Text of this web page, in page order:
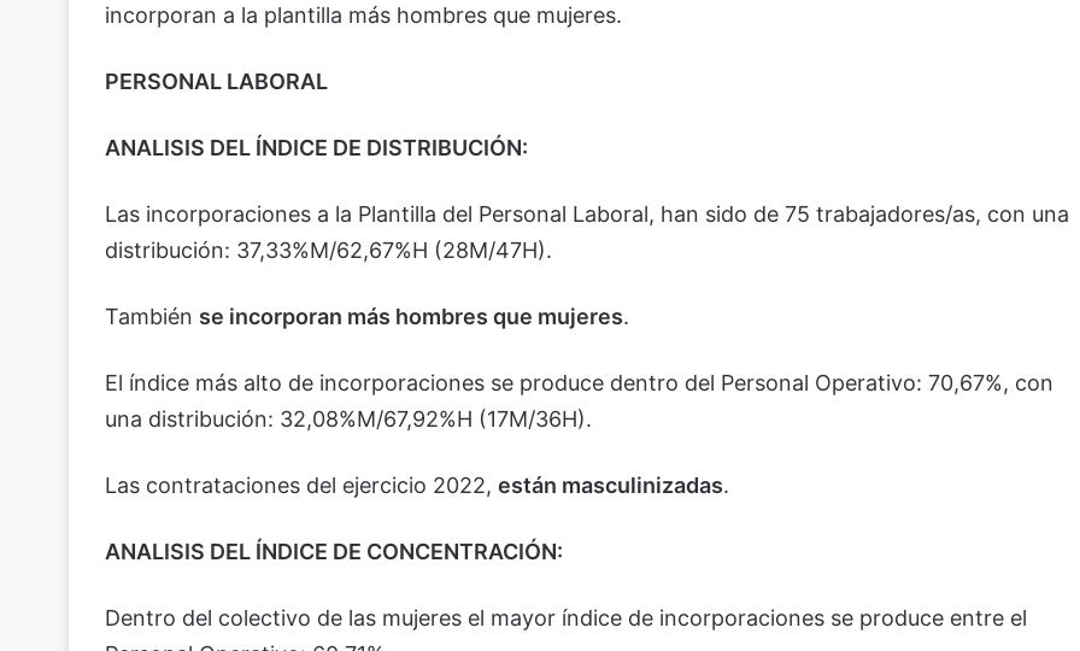
incorporan a la plantilla más hombres que mujeres.
PERSONAL LABORAL
ANALISIS DEL ÍNDICE DE DISTRIBUCIÓN:
Las incorporaciones a la Plantilla del Personal Laboral, han sido de 75 trabajadores/as, con una
distribución: 37,33%M/62,67%H (28M/47H).
También se incorporan más hombres que mujeres.
El índice más alto de incorporaciones se produce dentro del Personal Operativo: 70,67%, con
una distribución: 32,08%M/67,92%H (17M/36H).
Las contrataciones del ejercicio 2022, están masculinizadas.
ANALISIS DEL ÍNDICE DE CONCENTRACIÓN:
Dentro del colectivo de las mujeres el mayor índice de incorporaciones se produce entre el